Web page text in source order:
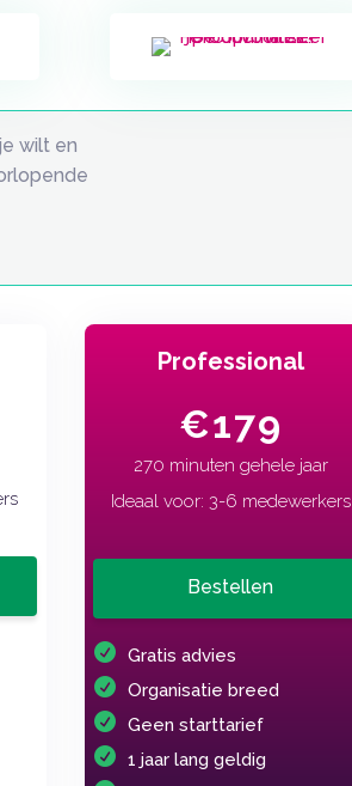
wilt en
Professional
€179
270 minuten gehele jaar
Ideaal voor: 3-6 medewerkers
Bestellen
Gratis advies
Organisatie breed
Geen starttarief
1 jaar lang geldig